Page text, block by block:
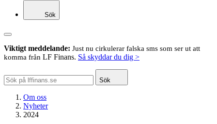
Sök
Viktigt meddelande: Just nu cirkulerar falska sms som ser ut att
komma från LF Finans. Så skyddar du dig >
Sök
Om oss
Nyheter
2024